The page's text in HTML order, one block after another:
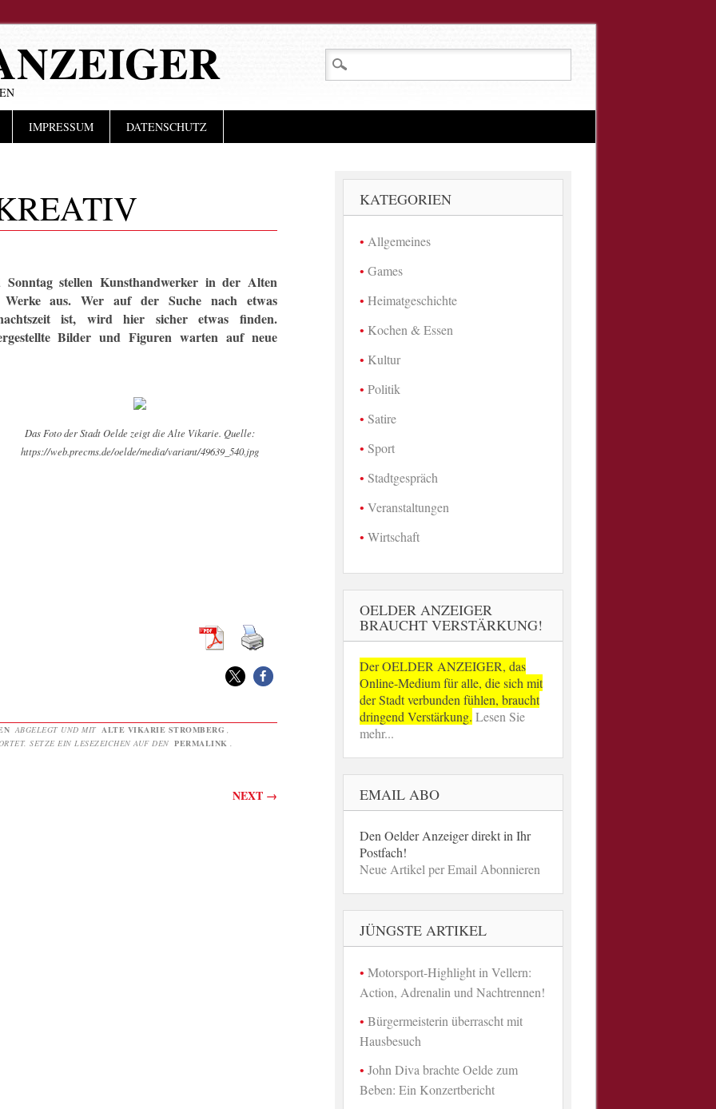
IMPRESSUM DATENSCHUTZ
Sonntag stellen Kunsthandwerker in der Alten
aus. Wer auf der Suche nach etwas
ist, wird hier sicher etwas finden.
Bilder und Figuren warten auf neue
Das Foto der Stadt Oelde zeigt die Alte Vikarie. Quelle:
https://web.precms.de/oelde/media/variant/49639_540.jpg
ABGELEGT UND MIT ALTE VIKARIE STROMBERG
SETZE EIN LESEZEICHEN AUF DEN PERMALINK
NEXT →
KATEGORIEN
Allgemeines
Games
Heimatgeschichte
Kochen & Essen
Kultur
Politik
Satire
Sport
Stadtgespräch
Veranstaltungen
Wirtschaft
OELDER ANZEIGER
BRAUCHT VERSTÄRKUNG!
Der OELDER ANZEIGER, das
Online-Medium für alle, die sich mit
der Stadt verbunden fühlen, braucht
dringend Verstärkung. Lesen Sie
mehr...
EMAIL ABO
Den Oelder Anzeiger direkt in Ihr
Postfach!
Neue Artikel per Email Abonnieren
JÜNGSTE ARTIKEL
Motorsport-Highlight in Vellern:
Action, Adrenalin und Nachtrennen!
Bürgermeisterin überrascht mit
Hausbesuch
John Diva brachte Oelde zum
Beben: Ein Konzertbericht